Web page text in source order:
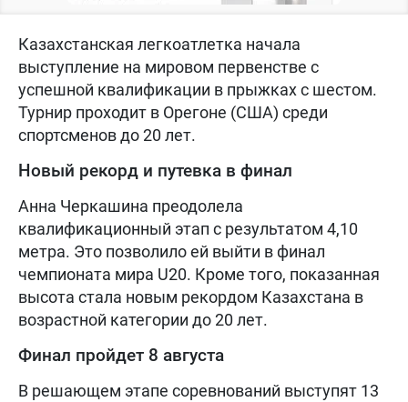
Казахстанская легкоатлетка начала
выступление на мировом первенстве с
успешной квалификации в прыжках с шестом.
Турнир проходит в Орегоне (США) среди
спортсменов до 20 лет.
Новый рекорд и путевка в финал
Анна Черкашина преодолела
квалификационный этап с результатом 4,10
метра. Это позволило ей выйти в финал
чемпионата мира U20. Кроме того, показанная
высота стала новым рекордом Казахстана в
возрастной категории до 20 лет.
Финал пройдет 8 августа
В решающем этапе соревнований выступят 13